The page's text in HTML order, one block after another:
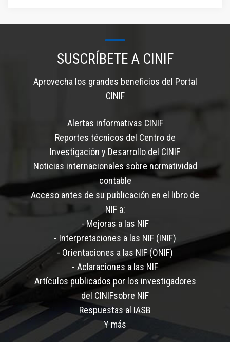
SUSCRÍBETE A CINIF
Aprovecha los grandes beneficios del Portal
CINIF
Alertas informativas CINIF
Reportes técnicos del Centro de
Investigación y Desarrollo del CINIF
Noticias internacionales sobre normatividad
contable
Acceso antes de su publicación en el libro de
NIF a:
- Mejoras a las NIF
- Interpretaciones a las NIF (INIF)
- Orientaciones a las NIF (ONIF)
- Aclaraciones a las NIF
Artículos publicados por los investigadores
del CINIFsobre NIF
Respuestas al IASB
Y más